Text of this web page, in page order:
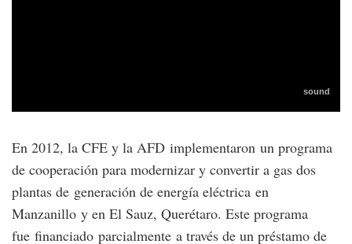
En 2012, la CFE y la AFD implementaron un programa
de cooperación para modernizar y convertir a gas dos
plantas de generación de energía eléctrica en
Manzanillo y en El Sauz, Querétaro. Este programa
fue financiado parcialmente a través de un préstamo de